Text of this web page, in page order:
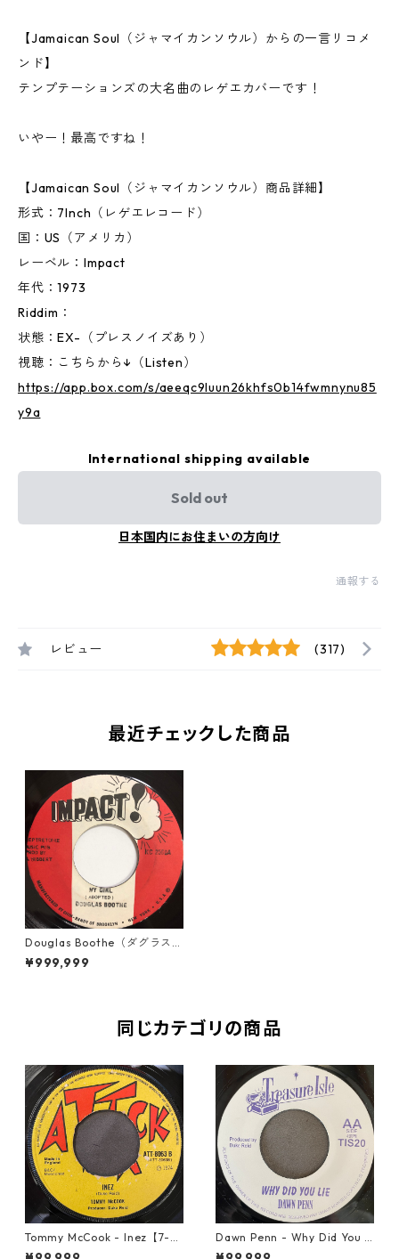
【Jamaican Soul（ジャマイカンソウル）からの一言リコメ
ンド】
テンプテーションズの大名曲のレゲエカバーです！
いやー！最高ですね！
【Jamaican Soul（ジャマイカンソウル）商品詳細】
形式：7Inch（レゲエレコード）
国：US（アメリカ）
レーベル：Impact
年代：1973
Riddim：
状態：EX-（プレスノイズあり）
視聴：こちらから↓（Listen）
https://app.box.com/s/aeeqc9luun26khfs0b14fwmnynu85
y9a
International shipping available
Sold out
日本国内にお住まいの方向け
通報する
レビュー (317)
最近チェックした商品
Douglas Boothe（ダグラスブ
ース） - My Girl【7-2022
0】
¥999,999
同じカテゴリの商品
Tommy McCook - Inez【7-21
840】
Dawn Penn - Why Did You Li
e【7-21938】